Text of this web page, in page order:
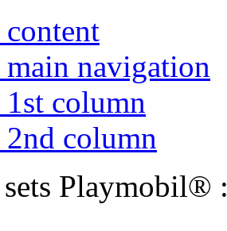
navigation
column
column
sets Playmobil®